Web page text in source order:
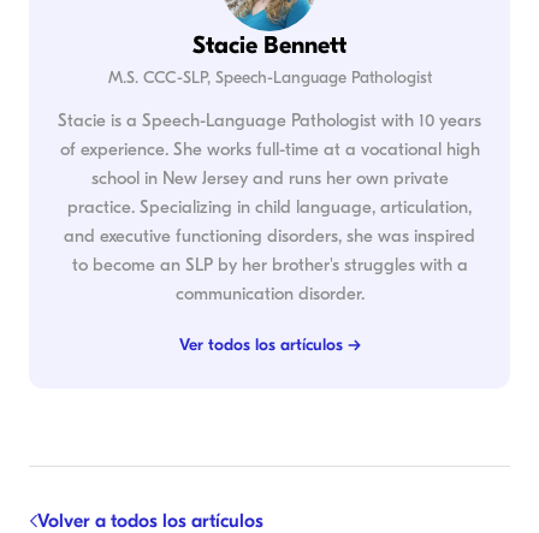
Stacie Bennett
M.S. CCC-SLP, Speech-Language Pathologist
Stacie is a Speech-Language Pathologist with 10 years
of experience. She works full-time at a vocational high
school in New Jersey and runs her own private
practice. Specializing in child language, articulation,
and executive functioning disorders, she was inspired
to become an SLP by her brother's struggles with a
communication disorder.
Ver todos los artículos →
Volver a todos los artículos